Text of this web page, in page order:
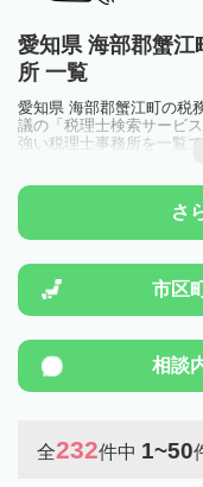
愛知県 海部郡蟹江
所 一覧
愛知県 海部郡蟹江町の税
議の「税理士検索サービ
強い税理士事務所を一覧
例制度のことは一度近隣
さ
市区
相談
全232件中 1~50